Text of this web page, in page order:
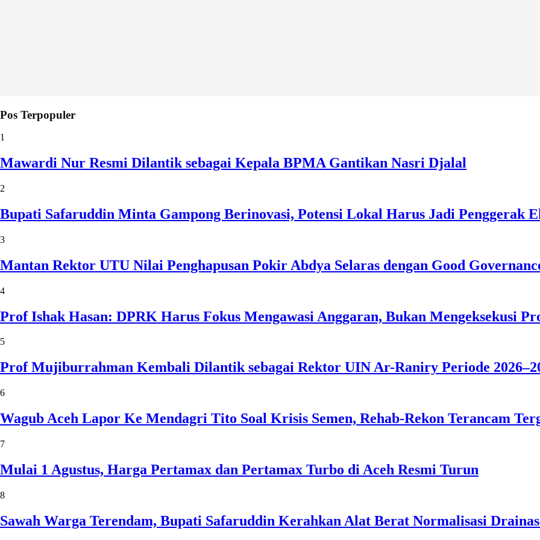
Pos Terpopuler
1
Mawardi Nur Resmi Dilantik sebagai Kepala BPMA Gantikan Nasri Djalal
2
Bupati Safaruddin Minta Gampong Berinovasi, Potensi Lokal Harus Jadi Penggerak
3
Mantan Rektor UTU Nilai Penghapusan Pokir Abdya Selaras dengan Good
4
Prof Ishak Hasan: DPRK Harus Fokus Mengawasi Anggaran, Bukan Mengeksekusi
5
Prof Mujiburrahman Kembali Dilantik sebagai Rektor UIN Ar-Raniry Periode
6
Wagub Aceh Lapor Ke Mendagri Tito Soal Krisis Semen, Rehab-Rekon Terancam
7
Mulai 1 Agustus, Harga Pertamax dan Pertamax Turbo di Aceh Resmi Turun
8
Sawah Warga Terendam, Bupati Safaruddin Kerahkan Alat Berat Normalisasi